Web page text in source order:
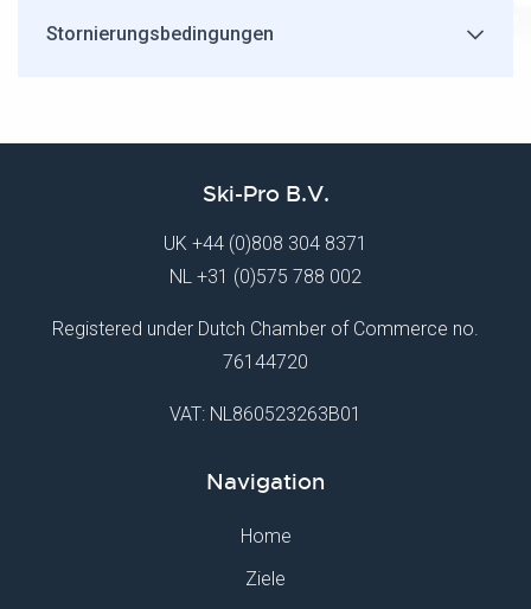
Stornierungsbedingungen
Ski-Pro B.V.
UK +44 (0)808 304 8371
NL +31 (0)575 788 002
Registered under Dutch Chamber of Commerce no.
76144720
VAT: NL860523263B01
Navigation
Home
Ziele